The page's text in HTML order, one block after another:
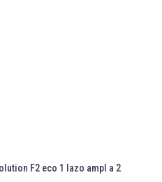
F2 eco 1 lazo ampl a 2